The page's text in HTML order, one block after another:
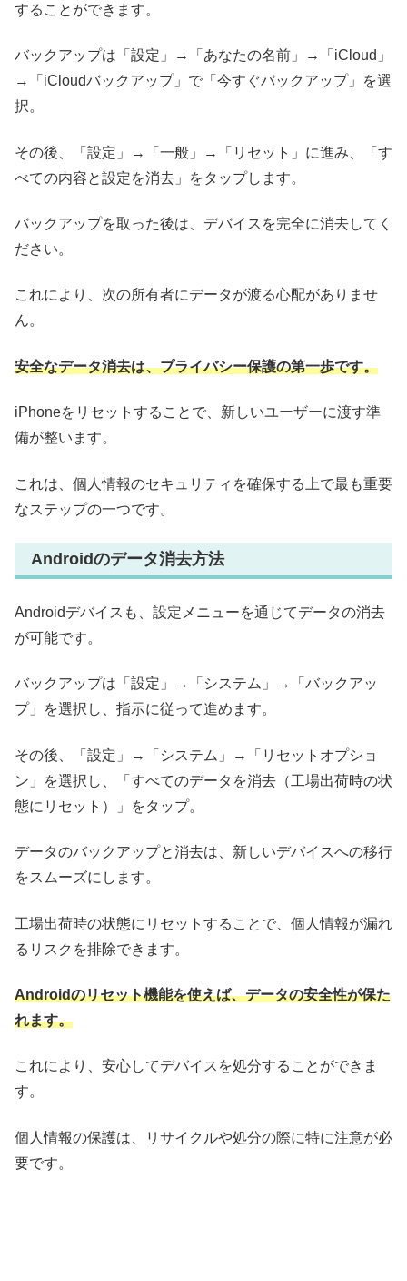
することができます。
バックアップは「設定」→「あなたの名前」→「iCloud」
→「iCloudバックアップ」で「今すぐバックアップ」を選
択。
その後、「設定」→「一般」→「リセット」に進み、「す
べての内容と設定を消去」をタップします。
バックアップを取った後は、デバイスを完全に消去してく
ださい。
これにより、次の所有者にデータが渡る心配がありませ
ん。
安全なデータ消去は、プライバシー保護の第一歩です。
iPhoneをリセットすることで、新しいユーザーに渡す準
備が整います。
これは、個人情報のセキュリティを確保する上で最も重要
なステップの一つです。
Androidのデータ消去方法
Androidデバイスも、設定メニューを通じてデータの消去
が可能です。
バックアップは「設定」→「システム」→「バックアッ
プ」を選択し、指示に従って進めます。
その後、「設定」→「システム」→「リセットオプショ
ン」を選択し、「すべてのデータを消去（工場出荷時の状
態にリセット）」をタップ。
データのバックアップと消去は、新しいデバイスへの移行
をスムーズにします。
工場出荷時の状態にリセットすることで、個人情報が漏れ
るリスクを排除できます。
Androidのリセット機能を使えば、データの安全性が保た
れます。
これにより、安心してデバイスを処分することができま
す。
個人情報の保護は、リサイクルや処分の際に特に注意が必
要です。